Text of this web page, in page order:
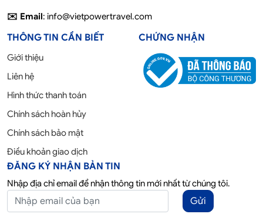
✉️ Email: info@vietpowertravel.com
THÔNG TIN CẦN BIẾT
Giới thiệu
Liên hệ
Hình thức thanh toán
Chính sách hoàn hủy
Chính sách bảo mật
Điều khoản giao dịch
CHỨNG NHẬN
ĐĂNG KÝ NHẬN BẢN TIN
Nhập địa chỉ email để nhận thông tin mới nhất từ chúng tôi.
Gửi